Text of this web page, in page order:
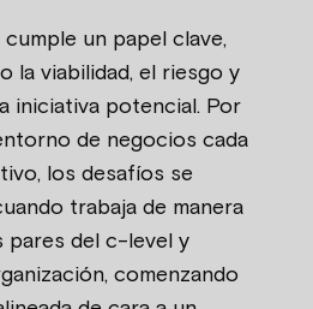
cumple un papel clave,
la viabilidad, el riesgo y
iniciativa potencial. Por
de negocios cada
los desafíos se
trabaja de manera
pares del c-level y
comenzando